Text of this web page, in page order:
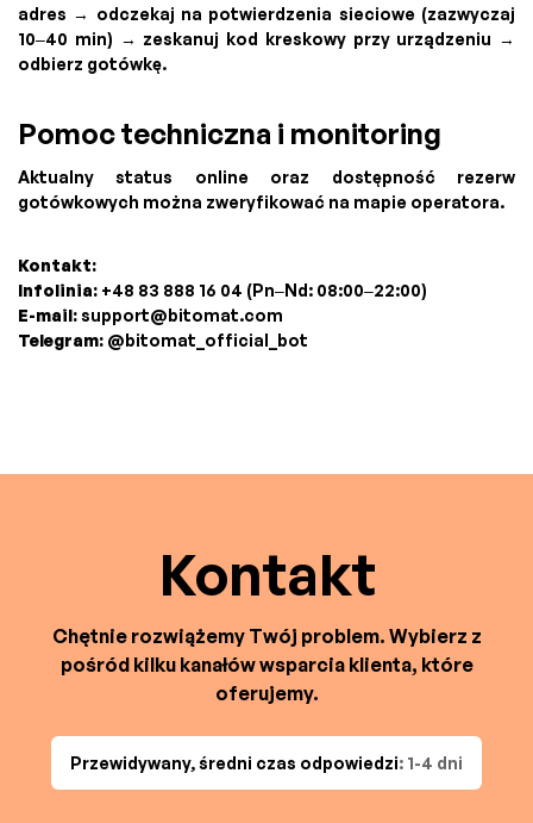
adres → odczekaj na potwierdzenia sieciowe (zazwyczaj
10–40 min) → zeskanuj kod kreskowy przy urządzeniu →
odbierz gotówkę.
Pomoc techniczna i monitoring
Aktualny status online oraz dostępność rezerw
gotówkowych można zweryfikować na mapie operatora.
Kontakt:
Infolinia: +48 83 888 16 04 (Pn–Nd: 08:00–22:00)
E-mail:support@bitomat.com
Telegram: @bitomat_official_bot
Kontakt
Chętnie rozwiążemy Twój problem. Wybierz z
pośród kilku kanałów wsparcia klienta, które
oferujemy.
Przewidywany, średni czas odpowiedzi: 1-4 dni